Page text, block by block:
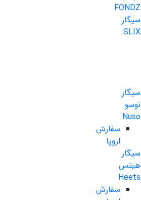
FONDZ
سیگار
SLIX
سیگار
نوسو
Nuso
سفارش
اروپا
سیگار
هیتس
Heets
سفارش